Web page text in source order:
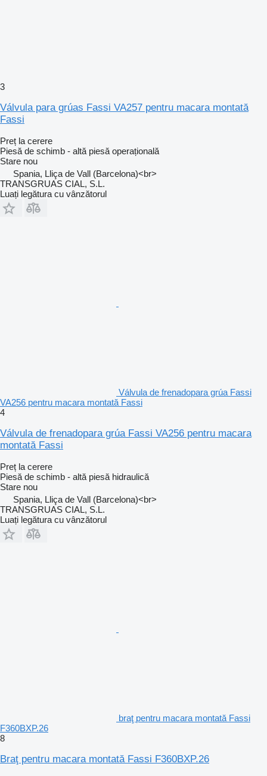
3
Válvula para grúas Fassi VA257 pentru macara montată
Fassi
Preț la cerere
Piesă de schimb - altă piesă operațională
Stare nou
Spania, Lliça de Vall (Barcelona)<br>
TRANSGRUAS CIAL, S.L.
Luați legătura cu vânzătorul
Válvula de frenadopara grúa Fassi
VA256 pentru macara montată Fassi
4
Válvula de frenadopara grúa Fassi VA256 pentru macara
montată Fassi
Preț la cerere
Piesă de schimb - altă piesă hidraulică
Stare nou
Spania, Lliça de Vall (Barcelona)<br>
TRANSGRUAS CIAL, S.L.
Luați legătura cu vânzătorul
braţ pentru macara montată Fassi
F360BXP.26
8
Braţ pentru macara montată Fassi F360BXP.26